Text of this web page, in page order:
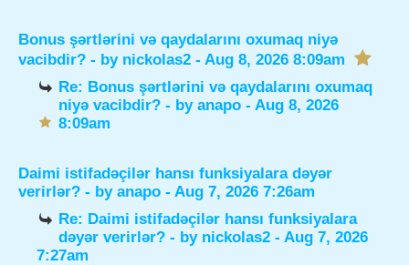
Bonus şərtlərini və qaydalarını oxumaq niyə
vacibdir? - by nickolas2 - Aug 8, 2026 8:09am
Re: Bonus şərtlərini və qaydalarını oxumaq
niyə vacibdir? - byanapo - Aug 8, 2026
8:09am
Daimi istifadəçilər hansı funksiyalara dəyər
verirlər? - by anapo - Aug 7, 2026 7:26am
Re: Daimi istifadəçilər hansı funksiyalara
dəyər verirlər? - by nickolas2 - Aug 7, 2026
7:27am